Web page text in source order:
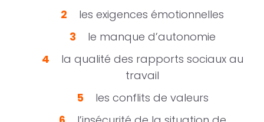
les exigences émotionnelles
le manque d’autonomie
la qualité des rapports sociaux au
travail
les conflits de valeurs